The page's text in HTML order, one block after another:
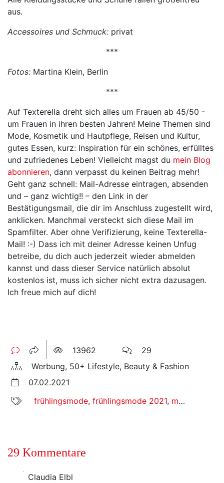
aus.
Accessoires und Schmuck: privat
***
Fotos: Martina Klein, Berlin
***
Auf Texterella dreht sich alles um Frauen ab 45/50 -
um Frauen in ihren besten Jahren! Meine Themen sind
Mode, Kosmetik und Hautpflege, Reisen und Kultur,
gutes Essen, kurz: Inspiration für ein schönes, erfülltes
und zufriedenes Leben! Vielleicht magst du mein Blog
abonnieren, dann verpasst du keinen Beitrag mehr!
Geht ganz schnell: Mail-Adresse eintragen, absenden
und – ganz wichtig!! – den Link in der
Bestätigungsmail, die dir im Anschluss zugestellt wird,
anklicken. Manchmal versteckt sich diese Mail im
Spamfilter. Aber ohne Verifizierung, keine Texterella-
Mail! :-) Dass ich mit deiner Adresse keinen Unfug
betreibe, du dich auch jederzeit wieder abmelden
kannst und dass dieser Service natürlich absolut
kostenlos ist, muss ich sicher nicht extra dazusagen.
Ich freue mich auf dich!
13962
29
Werbung, 50+ Lifestyle, Beauty & Fashion
07.02.2021
frühlingsmode, frühlingsmode 2021, mode in großen größen
29 Kommentare
Claudia Elbl